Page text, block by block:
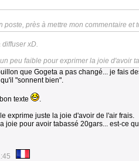
poste, près à mettre mon commentaire et
xD.
peu faible pour exprimer la joie d'avoir
que Gogeta a pas changé... je fais
"sonnent bien".
texte
.
exprime juste la joie d'avoir de l'air frais.
joie pour avoir tabassé 20gars... est-ce